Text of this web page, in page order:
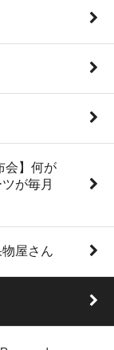
会】何が
が毎月
屋さん